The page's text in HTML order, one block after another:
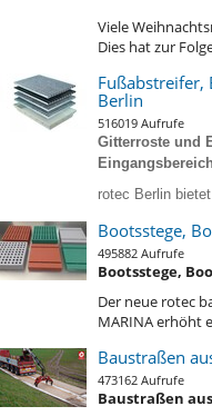
Viele
Dies hat zur
Fußabstreifer,
Berlin
516019 Aufrufe
Gitterroste und
rotec Berlin
Bootsstege,
495882 Aufrufe
Bootsstege,
Der neue rotec
MARINA erhöht
Baustraßen
473162 Aufrufe
Baustraßen